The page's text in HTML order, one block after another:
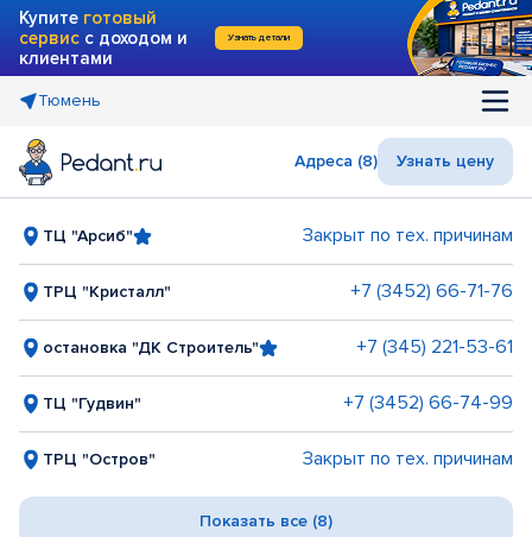
Купите готовый
сервис с доходом и
клиентами
Узнать детали
Тюмень
Адреса (8) Узнать цену
ТЦ "Арсиб" Закрыт по тех. причинам
ТРЦ "Кристалл" +7 (3452) 66-71-76
остановка "ДК Строитель" +7 (345) 221-53-61
ТЦ "Гудвин" +7 (3452) 66-74-99
ТРЦ "Остров" Закрыт по тех. причинам
Показать все (8)